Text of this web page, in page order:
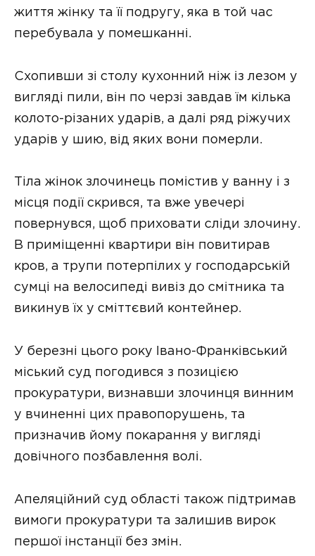
життя жінку та її подругу, яка в той час
перебувала у помешканні.
Схопивши зі столу кухонний ніж із лезом у
вигляді пили, він по черзі завдав їм кілька
колото-різаних ударів, а далі ряд ріжучих
ударів у шию, від яких вони померли.
Тіла жінок злочинець помістив у ванну і з
місця події скрився, та вже увечері
повернувся, щоб приховати сліди злочину.
В приміщенні квартири він повитирав
кров, а трупи потерпілих у господарській
сумці на велосипеді вивіз до смітника та
викинув їх у сміттєвий контейнер.
У березні цього року Івано-Франківський
міський суд погодився з позицією
прокуратури, визнавши злочинця винним
у вчиненні цих правопорушень, та
призначив йому покарання у вигляді
довічного позбавлення волі.
Апеляційний суд області також підтримав
вимоги прокуратури та залишив вирок
першої інстанції без змін.